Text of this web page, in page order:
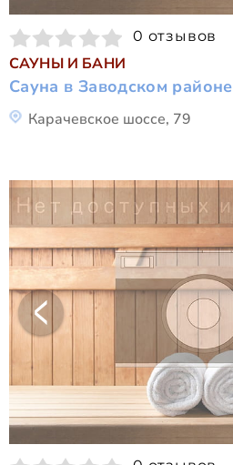
0 отзывов
САУНЫ И БАНИ
Сауна в Заводском районе
Карачевское шоссе, 79